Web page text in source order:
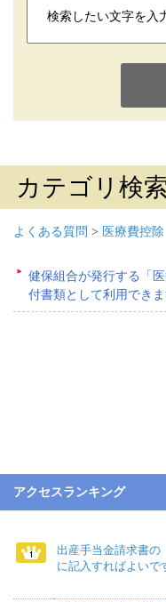
カテゴリ検
よくある質問 > 医療費控除
健保組合が発行する「
付書類として利用できま
アクセスランキング
出産手当金請求書の
に記入すればよいで